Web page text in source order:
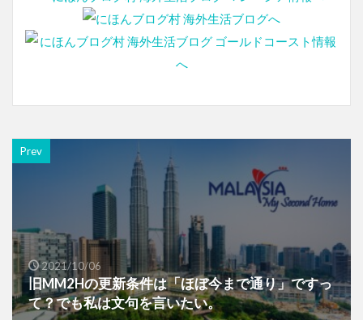
Prev
2021/10/06
旧MM2Hの更新条件は「ほぼ今まで通り」ですっ
て？でも私は文句を言いたい。